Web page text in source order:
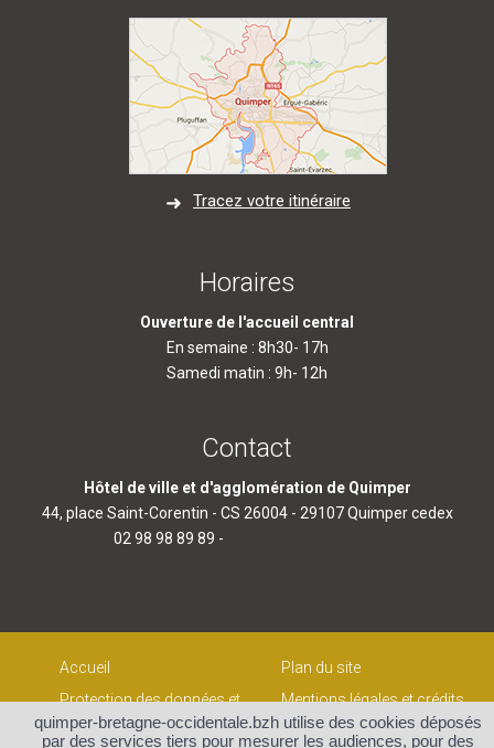
Tracez votre itinéraire
Horaires
Ouverture de l'accueil central
En semaine : 8h30- 17h
Samedi matin : 9h- 12h
Contact
Hôtel de ville et d'agglomération de Quimper
44, place Saint-Corentin - CS 26004 - 29107 Quimper cedex
02 98 98 89 89 -
Accueil
Plan du site
Protection des données et
gestion des cookies
Mentions légales et crédits
Contact
quimper-bretagne-occidentale.bzh utilise des cookies déposés
par des services tiers pour mesurer les audiences, pour des